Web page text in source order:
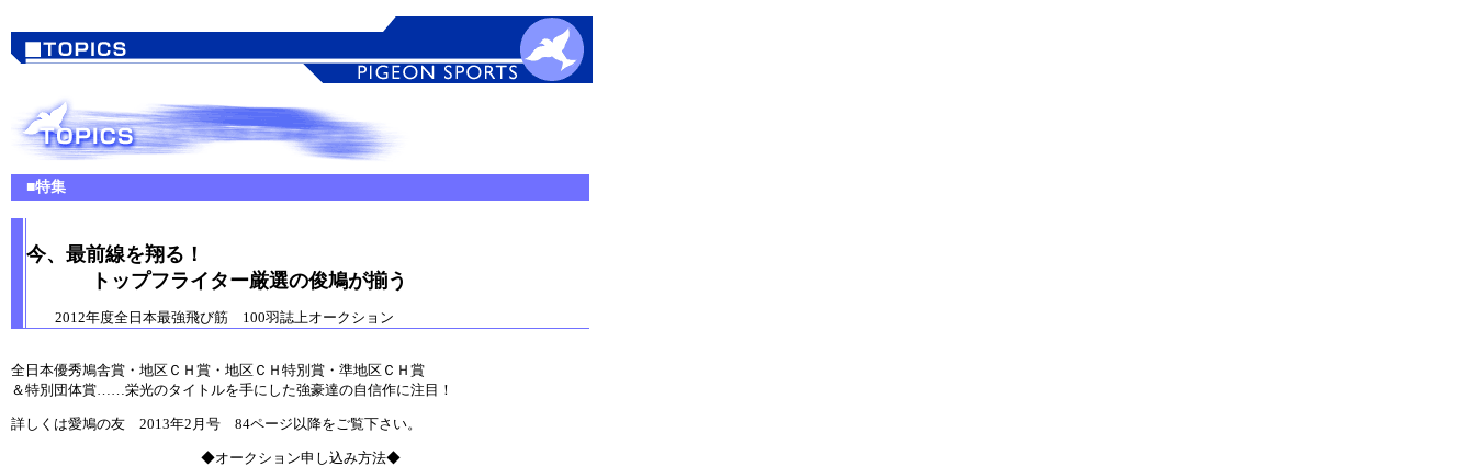
■特集
今、最前線を翔る！
トップフライター厳選の俊鳩が揃う
2012年度全日本最強飛び筋 100羽誌上オークション
全日本優秀鳩舎賞・地区ＣＨ賞・地区ＣＨ特別賞・準地区ＣＨ賞
＆特別団体賞……栄光のタイトルを手にした強豪達の自信作に注目！
詳しくは愛鳩の友 2013年2月号 84ページ以降をご覧下さい。
◆オークション申し込み方法◆